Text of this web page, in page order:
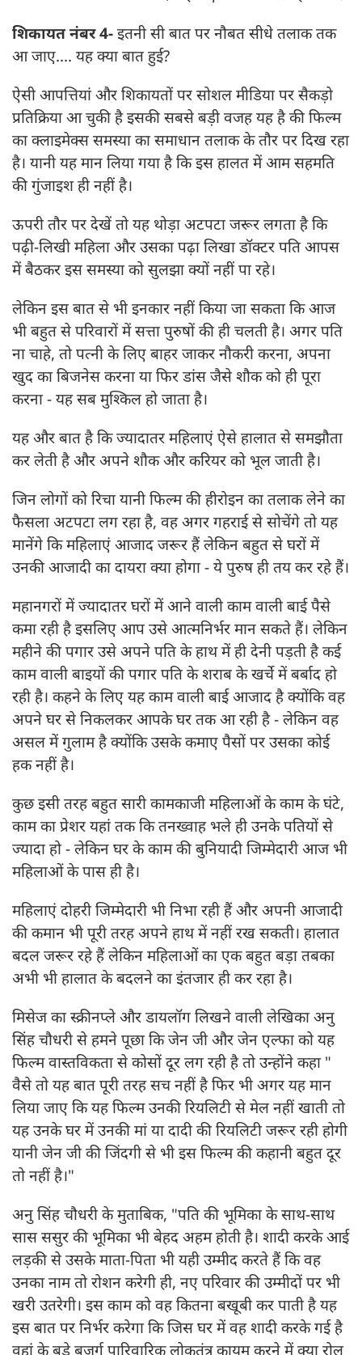
शिकायत नंबर 4-इतनी सी बात पर नौबत सीधे तलाक तक
आ जाए.... यह क्या बात हुई?
ऐसी आपत्तियां और शिकायतों पर सोशल मीडिया पर सैकड़ो
प्रतिक्रिया आ चुकी है इसकी सबसे बड़ी वजह यह है की फिल्म
का क्लाइमेक्स समस्या का समाधान तलाक के तौर पर दिख रहा
है। यानी यह मान लिया गया है कि इस हालत में आम सहमति
की गुंजाइश ही नहीं है।
ऊपरी तौर पर देखें तो यह थोड़ा अटपटा जरूर लगता है कि
पढ़ी-लिखी महिला और उसका पढ़ा लिखा डॉक्टर पति आपस
में बैठकर इस समस्या को सुलझा क्यों नहीं पा रहे।
लेकिन इस बात से भी इनकार नहीं किया जा सकता कि आज
भी बहुत से परिवारों में सत्ता पुरुषों की ही चलती है। अगर पति
ना चाहे, तो पत्नी के लिए बाहर जाकर नौकरी करना, अपना
खुद का बिजनेस करना या फिर डांस जैसे शौक को ही पूरा
करना - यह सब मुश्किल हो जाता है।
यह और बात है कि ज्यादातर महिलाएं ऐसे हालात से समझौता
कर लेती है और अपने शौक और करियर को भूल जाती है।
जिन लोगों को रिचा यानी फिल्म की हीरोइन का तलाक लेने का
फैसला अटपटा लग रहा है, वह अगर गहराई से सोचेंगे तो यह
मानेंगे कि महिलाएं आजाद जरूर हैं लेकिन बहुत से घरों में
उनकी आजादी का दायरा क्या होगा - ये पुरुष ही तय कर रहे हैं।
महानगरों में ज्यादातर घरों में आने वाली काम वाली बाई पैसे
कमा रही है इसलिए आप उसे आत्मनिर्भर मान सकते हैं। लेकिन
महीने की पगार उसे अपने पति के हाथ में ही देनी पड़ती है कई
काम वाली बाइयों की पगार पति के शराब के खर्चे में बर्बाद हो
रही है। कहने के लिए यह काम वाली बाई आजाद है क्योंकि वह
अपने घर से निकलकर आपके घर तक आ रही है - लेकिन वह
असल में गुलाम है क्योंकि उसके कमाए पैसों पर उसका कोई
हक नहीं है।
कुछ इसी तरह बहुत सारी कामकाजी महिलाओं के काम के घंटे,
काम का प्रेशर यहां तक कि तनख्वाह भले ही उनके पतियों से
ज्यादा हो - लेकिन घर के काम की बुनियादी जिम्मेदारी आज भी
महिलाओं के पास ही है।
महिलाएं दोहरी जिम्मेदारी भी निभा रही हैं और अपनी आजादी
की कमान भी पूरी तरह अपने हाथ में नहीं रख सकती। हालात
बदल जरूर रहे हैं लेकिन महिलाओं का एक बहुत बड़ा तबका
अभी भी हालात के बदलने का इंतजार ही कर रहा है। ‌
मिसेज का स्क्रीनप्ले और डायलॉग लिखने वाली लेखिका अनु
सिंह चौधरी से हमने पूछा कि जेन जी और जेन एल्फा को यह
फिल्म वास्तविकता से कोसों दूर लग रही है तो उन्होंने कहा "
वैसे तो यह बात पूरी तरह सच नहीं है फिर भी अगर यह मान
लिया जाए कि यह फिल्म उनकी रियलिटी से मेल नहीं खाती तो
यह उनके घर में उनकी मां या दादी की रियलिटी जरूर रही होगी
यानी जेन जी की जिंदगी से भी इस फिल्म की कहानी बहुत दूर
तो नहीं है।"
अनु सिंह चौधरी के मुताबिक, "पति की भूमिका के साथ-साथ
सास ससुर की भूमिका भी बेहद अहम होती है। शादी करके आई
लड़की से उसके माता-पिता भी यही उम्मीद करते हैं कि वह
उनका नाम तो रोशन करेगी ही, नए परिवार की उम्मीदों पर भी
खरी उतरेगी। इस काम को वह कितना बखूबी कर पाती है यह
इस बात पर निर्भर करेगा कि जिस घर में वह शादी करके गई है
वहां के बड़े बुजुर्ग पारिवारिक लोकतंत्र कायम करने में क्या रोल